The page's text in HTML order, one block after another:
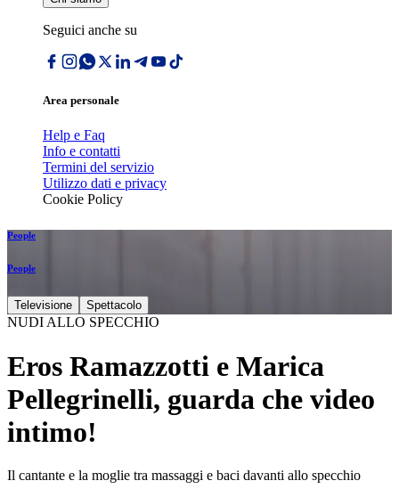
Seguici anche su
Area personale
Help e Faq
Info e contatti
Termini del servizio
Utilizzo dati e privacy
Cookie Policy
People
People
Televisione Spettacolo
NUDI ALLO SPECCHIO
Eros Ramazzotti e Marica
Pellegrinelli, guarda che video
intimo!
Il cantante e la moglie tra massaggi e baci davanti allo specchio